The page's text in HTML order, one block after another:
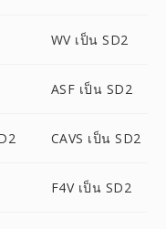
WV เป็น SD2
ASF เป็น SD2
CAVS เป็น SD2
F4V เป็น SD2